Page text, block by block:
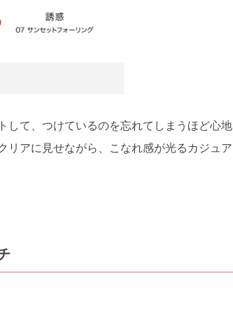
して、つけているのを忘れてしまうほど心地
リアに見せながら、こなれ感が光るカジュア